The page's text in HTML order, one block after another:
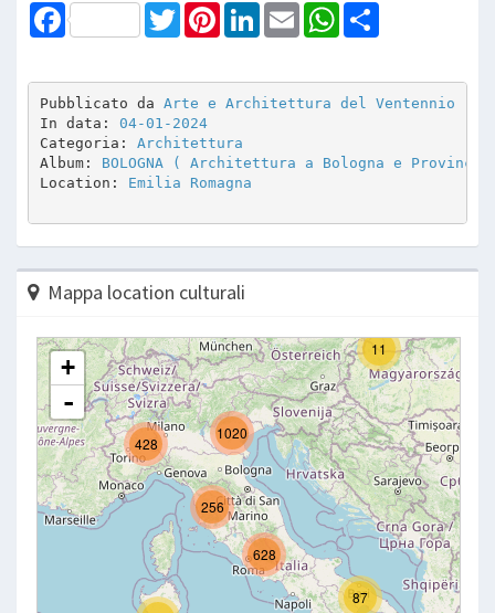
Facebook TwitterPinterestLinkedInEmail WhatsApp
Pubblicato da Arte e Architettura del Ventennio
In data: 04-01-2024
Categoria: Architettura
Album: BOLOGNA ( Architettura a Bologna e
Location: Emilia Romagna
Mappa location culturali